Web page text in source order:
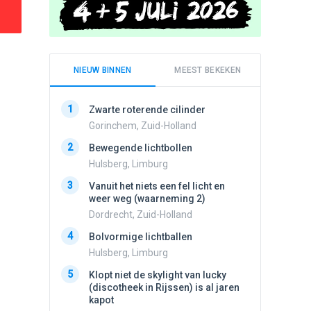
NIEUW BINNEN MEEST BEKEKEN
1
Zwarte roterende cilinder
Gorinchem, Zuid-Holland
2
Bewegende lichtbollen
Hulsberg, Limburg
3
Vanuit het niets een fel licht en
weer weg (waarneming 2)
Dordrecht, Zuid-Holland
4
Bolvormige lichtballen
Hulsberg, Limburg
5
Klopt niet de skylight van lucky
(discotheek in Rijssen) is al jaren
kapot